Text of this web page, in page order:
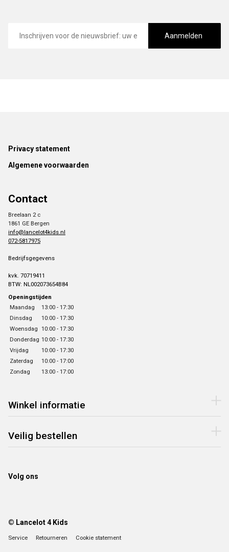
mailadres
Aanmelden
Footer
Privacy statement
Algemene voorwaarden
Contact
Breelaan 2 c
1861 GE Bergen
info@lancelot4kids.nl
072-5817975
Bedrijfsgegevens
kvk. 70719411
BTW: NL002073654B84
Openingstijden
Maandag
13:00 - 17:30
Dinsdag
10:00 - 17:30
Woensdag 10:00 - 17:30
Donderdag 10:00 - 17:30
Vrijdag
10:00 - 17:30
Zaterdag
10:00 - 17:00
Zondag
13:00 - 17:00
Winkel informatie
Veilig bestellen
Volg ons
© Lancelot 4 Kids
Service Retourneren Cookie statement